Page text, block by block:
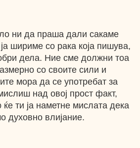
ни да праша дали сакаме
шириме со рака која пишува,
дела. Ние сме должни тоа
со своите сили и
мора да се употребат за
над овој прост факт,
ќе ти ја наметне мислата дека
духовно влијание.